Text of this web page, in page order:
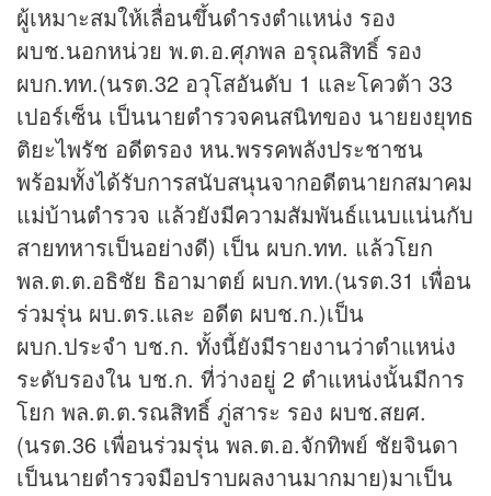
ผู้เหมาะสมให้เลื่อนขึ้นดำรงตำแหน่ง รอง
ผบช.นอกหน่วย พ.ต.อ.ศุภพล อรุณสิทธิ์ รอง
ผบก.ทท.(นรต.32 อวุโสอันดับ 1 และโควต้า 33
เปอร์เซ็น เป็นนายตำรวจคนสนิทของ นายยงยุทธ
ติยะไพรัช อดีตรอง หน.พรรคพลังประชาชน
พร้อมทั้งได้รับการสนับสนุนจากอดีตนายกสมาคม
แม่บ้านตำรวจ แล้วยังมีความสัมพันธ์แนบแน่นกับ
สายทหารเป็นอย่างดี) เป็น ผบก.ทท. แล้วโยก
พล.ต.ต.อธิชัย ธิอามาตย์ ผบก.ทท.(นรต.31 เพื่อน
ร่วมรุ่น ผบ.ตร.และ อดีต ผบช.ก.)เป็น
ผบก.ประจำ บช.ก. ทั้งนี้ยังมีรายงานว่าตำแหน่ง
ระดับรองใน บช.ก. ที่ว่างอยู่ 2 ตำแหน่งนั้นมีการ
โยก พล.ต.ต.รณสิทธิ์ ภู่สาระ รอง ผบช.สยศ.
(นรต.36 เพื่อนร่วมรุ่น พล.ต.อ.จักทิพย์ ชัยจินดา
เป็นนายตำรวจมือปราบผลงานมากมาย)มาเป็น